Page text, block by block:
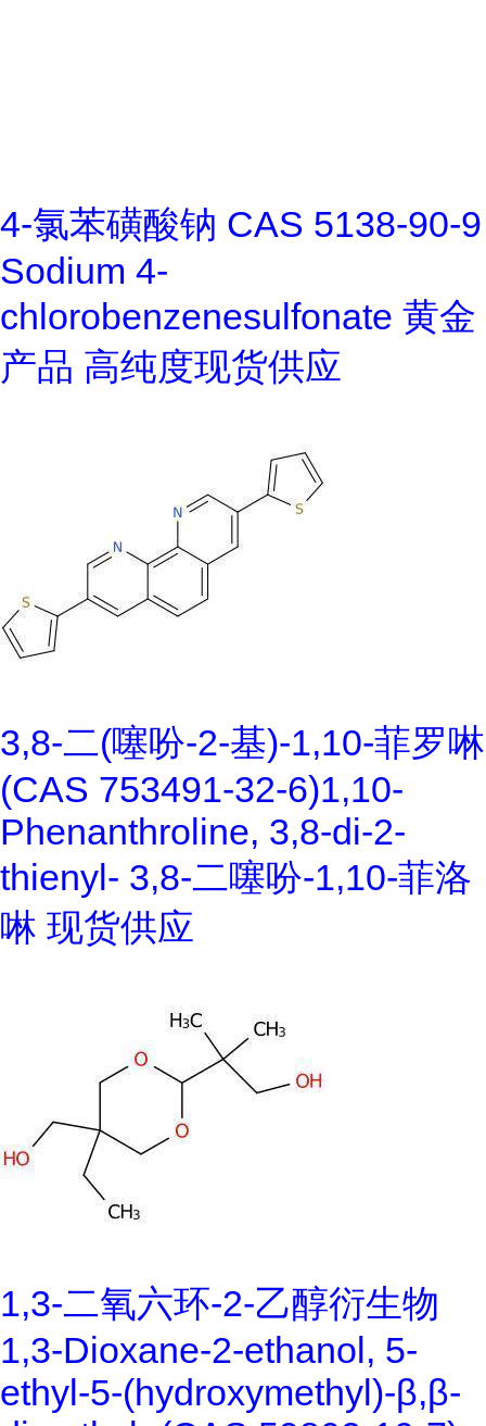
4-氯苯磺酸钠 CAS 5138-90-9
Sodium 4-
chlorobenzenesulfonate 黄金
产品 高纯度现货供应
3,8-二(噻吩-2-基)-1,10-菲罗啉
(CAS 753491-32-6)1,10-
Phenanthroline, 3,8-di-2-
thienyl- 3,8-二噻吩-1,10-菲洛
啉 现货供应
1,3-二氧六环-2-乙醇衍生物
1,3-Dioxane-2-ethanol, 5-
ethyl-5-(hydroxymethyl)-β,β-